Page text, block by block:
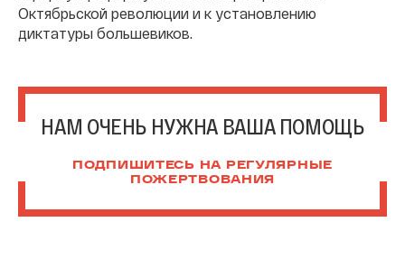
Октябрьской революции и к установлению
диктатуры большевиков.
НАМ ОЧЕНЬ НУЖНА ВАША ПОМОЩЬ
ПОДПИШИТЕСЬ НА РЕГУЛЯРНЫЕ
ПОЖЕРТВОВАНИЯ